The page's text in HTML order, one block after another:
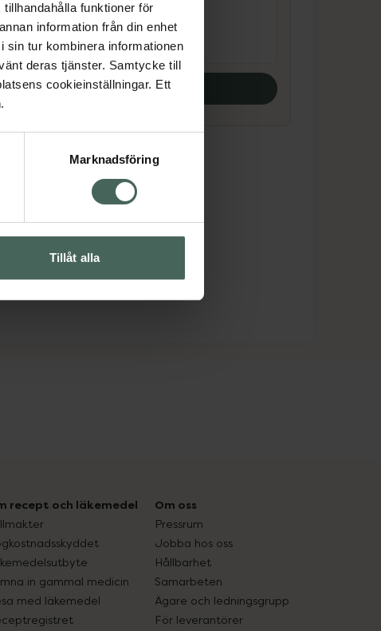
funktioner för
information från din enhet
sin tur kombinera informationen
deras tjänster. Samtycke till
cookieinställningar. Ett
Marknadsföring
Tillåt alla
Pris online
79 kr
Köp båda
recept och läkemedel
in gammal medicin
med läkemedel
Om oss
Pressrum
Jobba hos oss
Hållbarhet
Samarbeten
Ägare och ledningsgrupp
För leverantörer